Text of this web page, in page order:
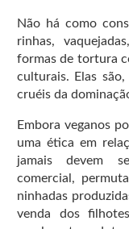
Não há como
rinhas,
formas de tortura
culturais. Elas
cruéis da
Embora veganos
uma ética em
jamais devem
comercial,
ninhadas
venda dos